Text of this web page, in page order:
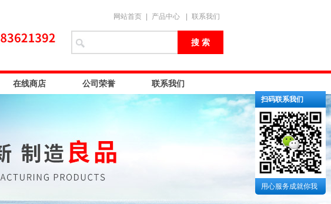
网站首页 产品中心 联系我们
在线商店 公司荣誉 联系我们
扫码联系我们
用心服务成就你我